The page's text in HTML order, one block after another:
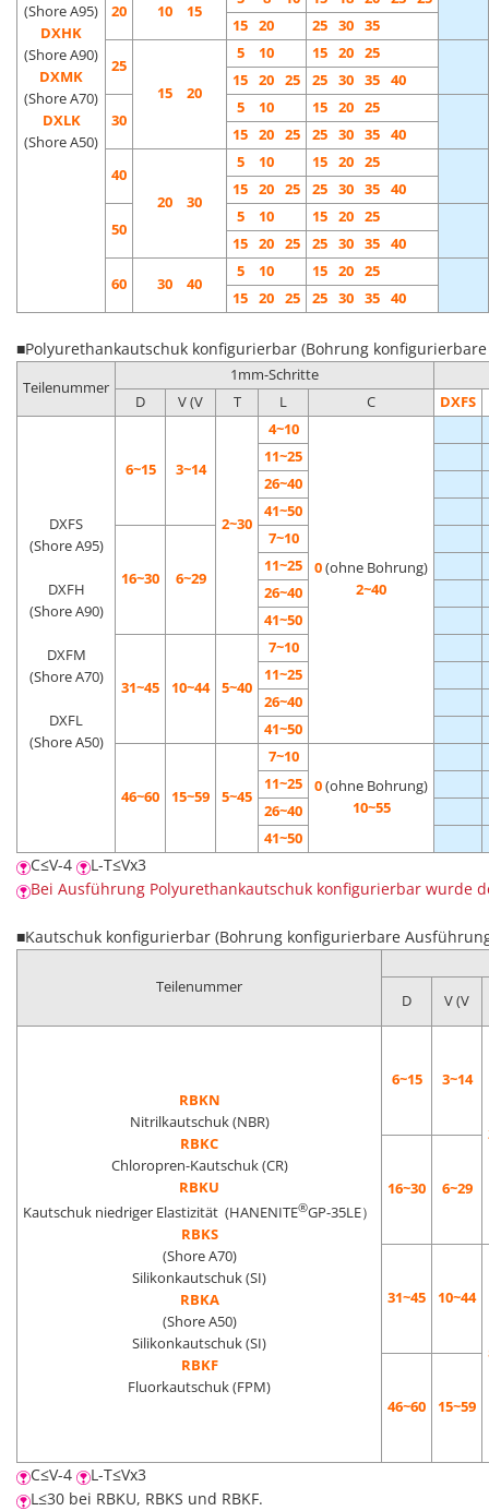
(Shore A95)
DXHK
(Shore A90)
DXMK
(Shore A70)
DXLK
(Shore A50)
20 10 15
15 20 25 30 35
25
15 20
5 10 15 20 25
15 20 25 25 30 35 40
30
5 10 15 20 25
15 20 25 25 30 35 40
40
20 30
5 10 15 20 25
15 20 25 25 30 35 40
50
5 10 15 20 25
15 20 25 25 30 35 40
60 30 40
5 10 15 20 25
15 20 25 25 30 35 40
■Polyurethankautschuk konfigurierbar (Bohrung
Teilenummer
1mm-Schritte
D
V (V T L C DXFS
DXFS
(Shore A95)
DXFH
(Shore A90)
DXFM
(Shore A70)
DXFL
(Shore A50)
6~15 3~14
2~30
4~10
0(ohne Bohrung)
2~40
11~25
26~40
41~50
16~30 6~29
7~10
11~25
26~40
41~50
31~45 10~44 5~40
7~10
11~25
26~40
41~50
46~60 15~59 5~45
7~10
0(ohne Bohrung)
10~55
11~25
26~40
41~50
C≤V-4
L-T≤Vx3
Bei Ausführung Polyurethankautschuk konfigurierbar wurde
■Kautschuk konfigurierbar (Bohrung konfigurierbare
Teilenummer
D V (V
RBKN
Nitrilkautschuk (NBR)
RBKC
Chloropren-Kautschuk (CR)
RBKU
Kautschuk niedriger Elastizität (HANENITE®GP-35LE）
RBKS
(Shore A70)
Silikonkautschuk (SI)
RBKA
(Shore A50)
Silikonkautschuk (SI)
RBKF
Fluorkautschuk (FPM)
6~15 3~14
16~30 6~29
31~45 10~44
46~60 15~59
C≤V-4
L-T≤Vx3
L≤30 bei RBKU, RBKS und RBKF.